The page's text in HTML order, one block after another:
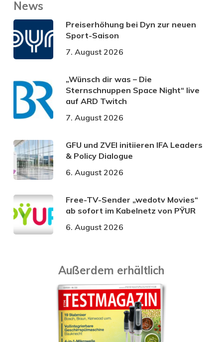
News
Preiserhöhung bei Dyn zur neuen
Sport-Saison
7. August 2026
„Wünsch dir was – Die
Sternschnuppen Space Night“ live
auf ARD Twitch
7. August 2026
GFU und ZVEI initiieren IFA Leaders
& Policy Dialogue
6. August 2026
Free-TV-Sender „wedotv Movies“
ab sofort im Kabelnetz von PŸUR
6. August 2026
Außerdem erhältlich